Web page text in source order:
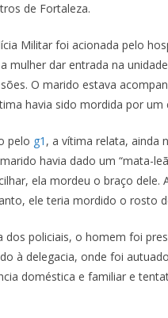
de Fortaleza.
Militar foi acionada pelo
mulher dar entrada na
O marido estava
havia sido mordida por um
pelo g1 , a vítima relata, ainda
havia dado um “mata-
ela mordeu o braço dele.
ele teria mordido o rosto
dos policiais, o homem foi
à delegacia, onde foi
doméstica e familiar e